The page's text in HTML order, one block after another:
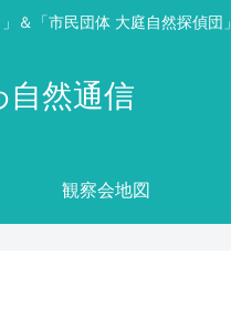
＆「市民団体 大庭自然探偵団」
然通信
観察会地図